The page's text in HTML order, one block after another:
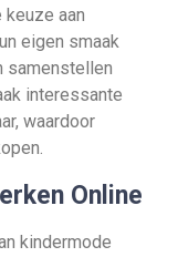
aan
eigen smaak
samenstellen
interessante
waardoor
Online
kindermode